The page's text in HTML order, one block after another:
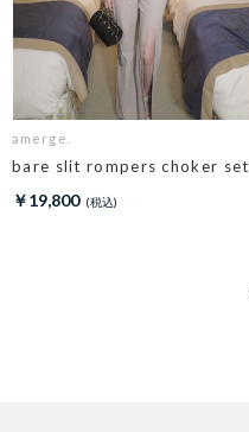
amerge.
bare slit rompers choker set
￥19,800